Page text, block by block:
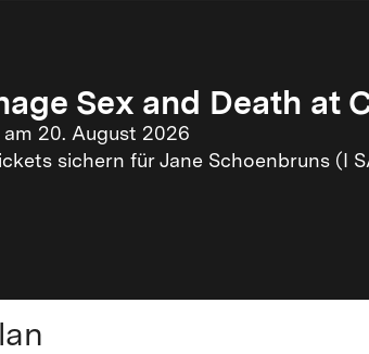
und erhält seinen neuen Namen
so viele Filme gezeigt werden.
Sex and Death at
20. August 2026
sichern für Jane Schoenbruns (I